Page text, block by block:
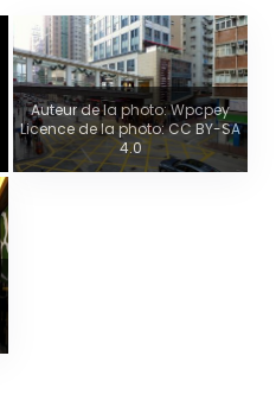
Auteur de la photo: Wpcpey
Licence de la photo: CC BY-SA
4.0